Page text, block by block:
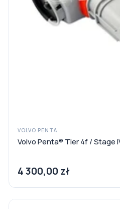
VOLVO PENTA
Volvo Penta® Tier 4f / Stage
4 300,00 zł